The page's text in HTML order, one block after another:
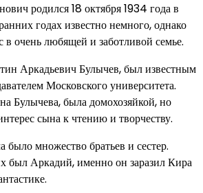
родился 18 октября 1934 года в
годах известно немного, однако
в очень любящей и заботливой семье.
Аркадьевич Булычев, был известным
Московского университета.
Булычева, была домохозяйкой, но
сына к чтению и творчеству.
множество братьев и сестер.
был Аркадий, именно он заразил Кира